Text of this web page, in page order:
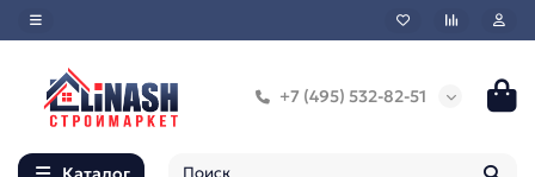
+7 (495) 532-82-51